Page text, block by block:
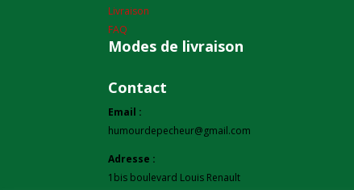
Livraison
FAQ
Modes de livraison
Contact
Email :
humourdepecheur@gmail.com
Adresse :
1bis boulevard Louis Renault